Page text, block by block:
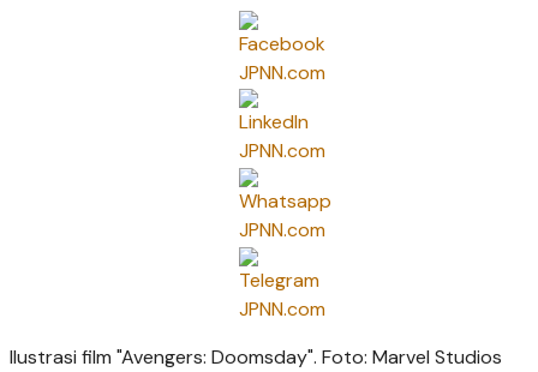
Ilustrasi film "Avengers: Doomsday". Foto: Marvel Studios